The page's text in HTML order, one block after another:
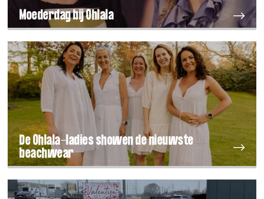
Moederdag bij Ohlala
De Ohlala-ladies showen de nieuwste
beachwear